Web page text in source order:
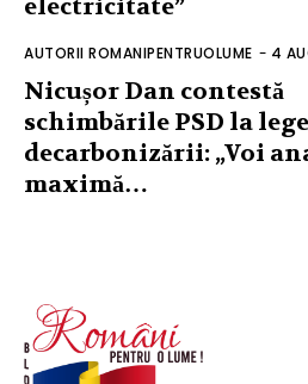
electricitate”
AUTORII ROMANIPENTRUOLUME - 4
Nicușor Dan contestă
schimbările PSD la
decarbonizării: „Voi
maximă…